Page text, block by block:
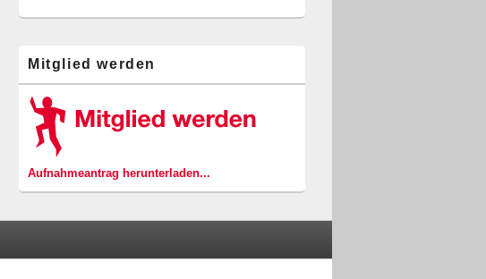
Mitglied werden
Aufnahmeantrag herunterladen...